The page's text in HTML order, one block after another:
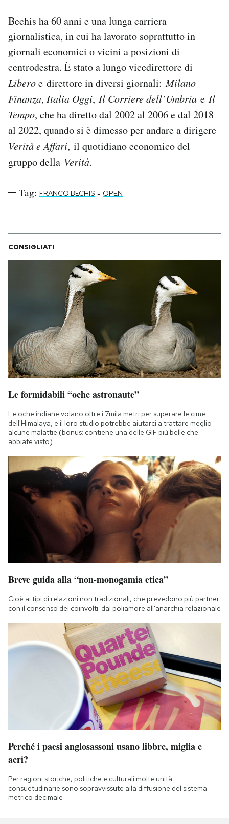
Bechis ha 60 anni e una lunga carriera
giornalistica, in cui ha lavorato soprattutto in
giornali economici o vicini a posizioni di
centrodestra. È stato a lungo vicedirettore di
Liberoe direttore in diversi giornali:Milano
Finanza, Italia Oggi, Il Corriere dell’Umbria e Il
Tempo, che ha diretto dal 2002 al 2006 e dal 2018
al 2022, quando si è dimesso per andare a dirigere
Verità e Affari, il quotidiano economico del
gruppo della Verità.
Tag: FRANCO BECHIS - OPEN
CONSIGLIATI
Le formidabili “oche astronaute”
Le oche indiane volano oltre i 7mila metri per superare le cime
dell'Himalaya, e il loro studio potrebbe aiutarci a trattare meglio
alcune malattie (bonus: contiene una delle GIF più belle che
abbiate visto)
Breve guida alla “non-monogamia etica”
Cioè ai tipi di relazioni non tradizionali, che prevedono più partner
con il consenso dei coinvolti: dal poliamore all'anarchia relazionale
Perché i paesi anglosassoni usano libbre, miglia e
acri?
Per ragioni storiche, politiche e culturali molte unità
consuetudinarie sono sopravvissute alla diffusione del sistema
metrico decimale